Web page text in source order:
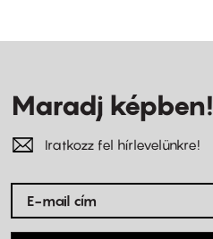
Maradj képben!
Iratkozz fel hírlevelünkre!